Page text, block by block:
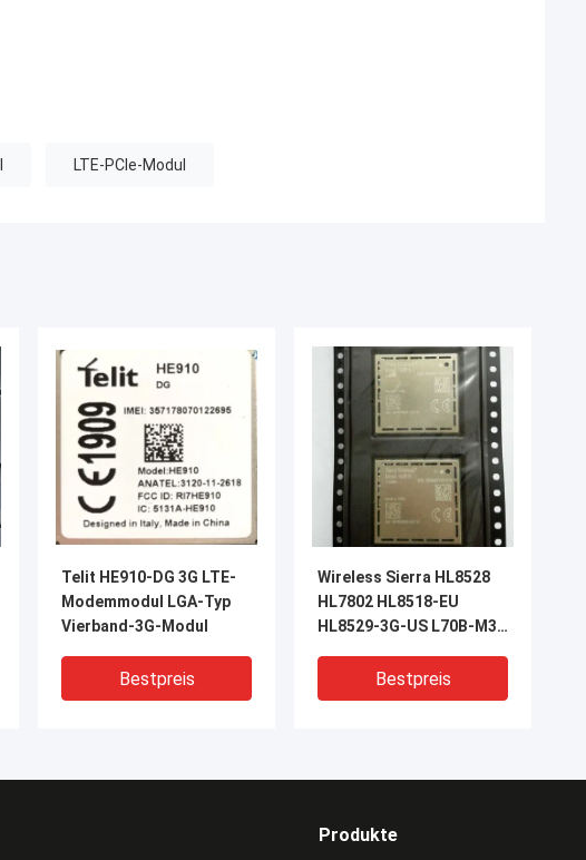
LTE-PCIe-Modul
Telit HE910-DG 3G LTE-
Modemmodul LGA-Typ
Vierband-3G-Modul
Bestpreis
Wireless Sierra HL8528
HL7802 HL8518-EU
HL8529-3G-US L70B-M39
Bestpreis
Produkte